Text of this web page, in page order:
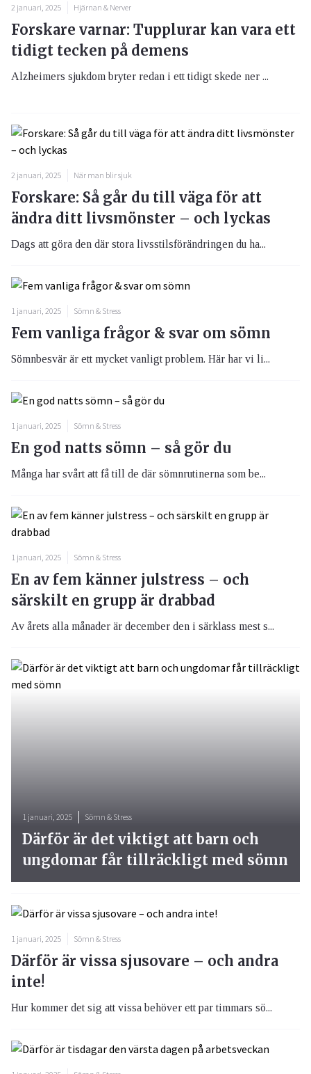
2 januari, 2025 Hjärnan & Nerver
Forskare varnar: Tupplurar kan vara ett
tidigt tecken på demens
Alzheimers sjukdom bryter redan i ett tidigt skede ner ...
2 januari, 2025 När man blir sjuk
Forskare: Så går du till väga för att
ändra ditt livsmönster – och lyckas
Dags att göra den där stora livsstilsförändringen du ha...
1 januari, 2025 Sömn & Stress
Fem vanliga frågor & svar om sömn
Sömnbesvär är ett mycket vanligt problem. Här har vi li...
1 januari, 2025 Sömn & Stress
En god natts sömn – så gör du
Många har svårt att få till de där sömnrutinerna som be...
1 januari, 2025 Sömn & Stress
En av fem känner julstress – och
särskilt en grupp är drabbad
Av årets alla månader är december den i särklass mest s...
1 januari, 2025 Sömn & Stress
Därför är vissa sjusovare – och andra
inte!
Hur kommer det sig att vissa behöver ett par timmars sö...
1 januari, 2025 Sömn & Stress
Därför är det viktigt att barn och
ungdomar får tillräckligt med sömn